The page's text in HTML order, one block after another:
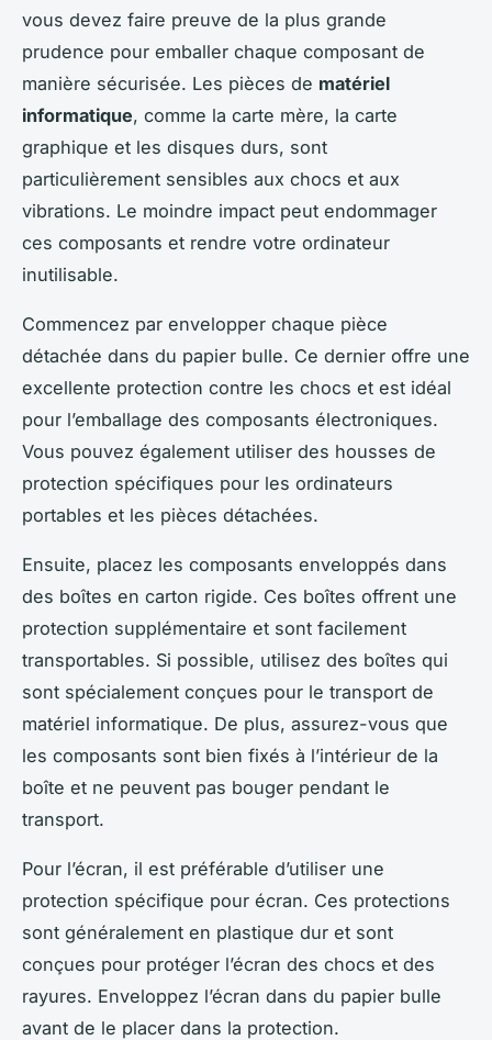
vous devez faire preuve de la plus grande
prudence pour emballer chaque composant de
manière sécurisée. Les pièces de matériel
informatique, comme la carte mère, la carte
graphique et les disques durs, sont
particulièrement sensibles aux chocs et aux
vibrations. Le moindre impact peut endommager
ces composants et rendre votre ordinateur
inutilisable.
Commencez par envelopper chaque pièce
détachée dans du papier bulle. Ce dernier offre une
excellente protection contre les chocs et est idéal
pour l’emballage des composants électroniques.
Vous pouvez également utiliser des housses de
protection spécifiques pour les ordinateurs
portables et les pièces détachées.
Ensuite, placez les composants enveloppés dans
des boîtes en carton rigide. Ces boîtes offrent une
protection supplémentaire et sont facilement
transportables. Si possible, utilisez des boîtes qui
sont spécialement conçues pour le transport de
matériel informatique. De plus, assurez-vous que
les composants sont bien fixés à l’intérieur de la
boîte et ne peuvent pas bouger pendant le
transport.
Pour l’écran, il est préférable d’utiliser une
protection spécifique pour écran. Ces protections
sont généralement en plastique dur et sont
conçues pour protéger l’écran des chocs et des
rayures. Enveloppez l’écran dans du papier bulle
avant de le placer dans la protection.